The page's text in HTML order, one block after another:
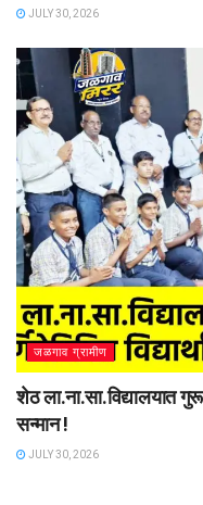
JULY 30, 2026
जळगाव ग्रामीण
शेठ ला.ना.सा.विद्यालयात गुरू
सन्मान !
JULY 30, 2026